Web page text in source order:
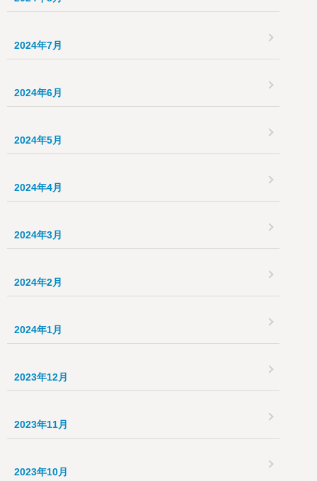
2024年7月
2024年6月
2024年5月
2024年4月
2024年3月
2024年2月
2024年1月
2023年12月
2023年11月
2023年10月